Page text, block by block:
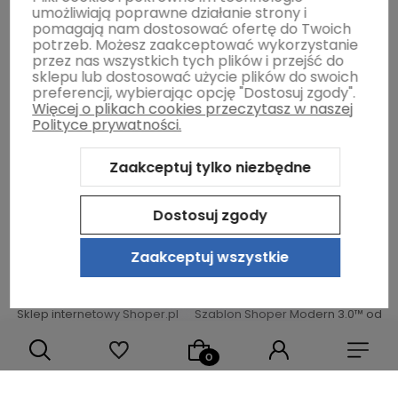
Moje konto
Gwarancja i zwroty
O firmie
Sklep internetowy Shoper.pl Szablon Shoper Modern 3.0™od
umożliwiają poprawne działanie strony i
pomagają nam dostosować ofertę do Twoich
potrzeb. Możesz zaakceptować wykorzystanie
przez nas wszystkich tych plików i przejść do
sklepu lub dostosować użycie plików do swoich
preferencji, wybierając opcję "Dostosuj zgody".
Więcej o plikach cookies przeczytasz w naszej
Polityce prywatności.
Zaakceptuj tylko niezbędne
Dostosuj zgody
Zaakceptuj wszystkie